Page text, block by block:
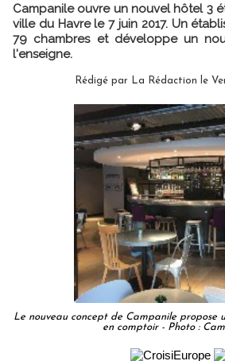
Campanile ouvre un nouvel hôtel 3
ville du Havre le 7 juin 2017. Un
79 chambres et développe un
l'enseigne.
Rédigé par La Rédaction le
Le nouveau concept de Campanile propose
en comptoir - Photo :